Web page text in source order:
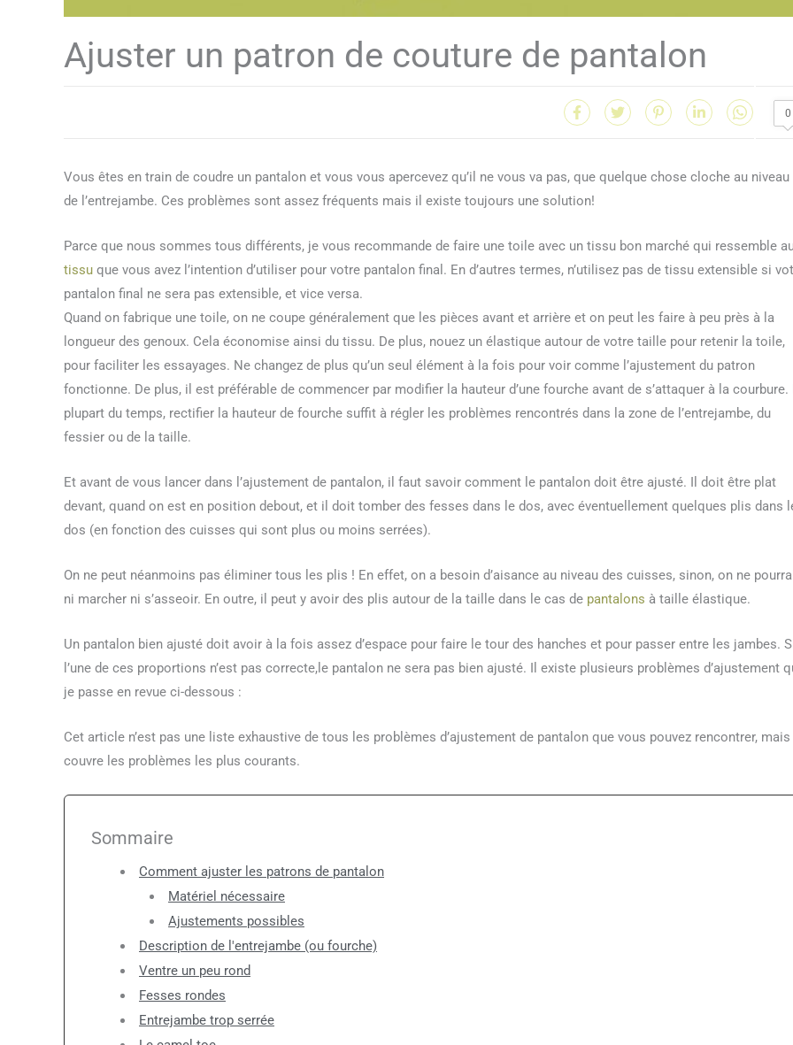
Ajuster un patron de couture de pantalon
0
Vous êtes en train de coudre un pantalon et vous vous apercevez qu’il ne vous va pas, que quelque chose cloche au niveau
de l’entrejambe. Ces problèmes sont assez fréquents mais il existe toujours une solution!
Parce que nous sommes tous différents, je vous recommande de faire une toile avec un tissu bon marché qui ressemble
tissu que vous avez l’intention d’utiliser pour votre pantalon final. En d’autres termes, n’utilisez pas de tissu extensible si
pantalon final ne sera pas extensible, et vice versa.
Quand on fabrique une toile, on ne coupe généralement que les pièces avant et arrière et on peut les faire à peu près à la
longueur des genoux. Cela économise ainsi du tissu. De plus, nouez un élastique autour de votre taille pour retenir la toile,
pour faciliter les essayages. Ne changez de plus qu’un seul élément à la fois pour voir comme l’ajustement du patron
fonctionne. De plus, il est préférable de commencer par modifier la hauteur d’une fourche avant de s’attaquer à la courbure.
plupart du temps, rectifier la hauteur de fourche suffit à régler les problèmes rencontrés dans la zone de l’entrejambe, du
fessier ou de la taille.
Et avant de vous lancer dans l’ajustement de pantalon, il faut savoir comment le pantalon doit être ajusté. Il doit être plat
devant, quand on est en position debout, et il doit tomber des fesses dans le dos, avec éventuellement quelques plis dans
dos (en fonction des cuisses qui sont plus ou moins serrées).
On ne peut néanmoins pas éliminer tous les plis ! En effet, on a besoin d’aisance au niveau des cuisses, sinon, on ne
ni marcher ni s’asseoir. En outre, il peut y avoir des plis autour de la taille dans le cas de pantalons à taille élastique.
Un pantalon bien ajusté doit avoir à la fois assez d’espace pour faire le tour des hanches et pour passer entre les jambes.
l’une de ces proportions n’est pas correcte,le pantalon ne sera pas bien ajusté. Il existe plusieurs problèmes d’ajustement
je passe en revue ci-dessous :
Cet article n’est pas une liste exhaustive de tous les problèmes d’ajustement de pantalon que vous pouvez rencontrer, mais
couvre les problèmes les plus courants.
Sommaire
Comment ajuster les patrons de pantalon
Matériel nécessaire
Ajustements possibles
Description de l'entrejambe (ou fourche)
Ventre un peu rond
Fesses rondes
Entrejambe trop serrée